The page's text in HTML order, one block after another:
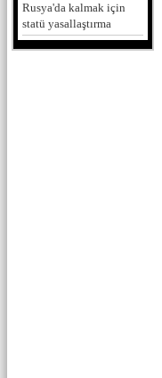
Rusya'da kalmak için
statü yasallaştırma